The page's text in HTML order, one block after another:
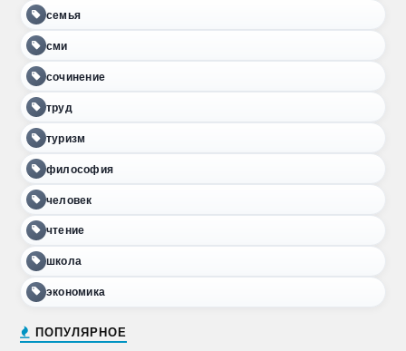
семья
сми
сочинение
труд
туризм
философия
человек
чтение
школа
экономика
ПОПУЛЯРНОЕ